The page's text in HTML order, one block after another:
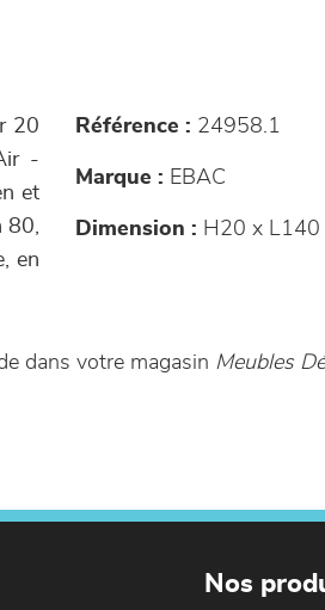
20
-
et
80,
en
Référence : 24958.1
Marque : EBAC
Dimension : H20 x L140
dans votre magasin Meubles
Nos